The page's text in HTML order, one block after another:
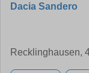
Dacia Sandero
Recklinghausen,